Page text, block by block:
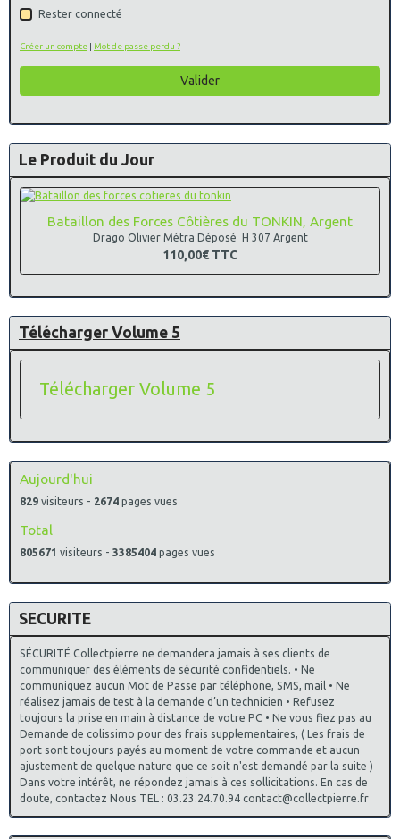
Rester connecté
Créer un compte | Mot de passe perdu ?
Valider
Le Produit du Jour
Bataillon des Forces Côtières du TONKIN, Argent
Drago Olivier Métra Déposé H 307 Argent
110,00€ TTC
Télécharger Volume 5
Télécharger Volume 5
Aujourd'hui
829 visiteurs - 2674 pages vues
Total
805671 visiteurs - 3385404 pages vues
SECURITE
SÉCURITÉ Collectpierre ne demandera jamais à ses clients de
communiquer des éléments de sécurité confidentiels. • Ne
communiquez aucun Mot de Passe par téléphone, SMS, mail • Ne
réalisez jamais de test à la demande d’un technicien • Refusez
toujours la prise en main à distance de votre PC • Ne vous fiez pas au
Demande de colissimo pour des frais supplementaires, ( Les frais de
port sont toujours payés au moment de votre commande et aucun
ajustement de quelque nature que ce soit n'est demandé par la suite )
Dans votre intérêt, ne répondez jamais à ces sollicitations. En cas de
doute, contactez Nous TEL : 03.23.24.70.94 contact@collectpierre.fr